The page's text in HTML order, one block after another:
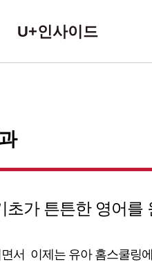
U+인사이드
초가 튼튼한 영어를
서 이제는 유아 홈스쿨링